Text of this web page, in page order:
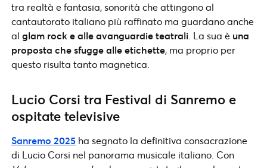
tra realtà e fantasia, sonorità che attingono al
cantautorato italiano più raffinato ma guardano anche
al glam rock e alle avanguardie teatrali . La sua è una
proposta che sfugge alle etichette, ma proprio per
questo risulta tanto magnetica.
Lucio Corsi tra Festival di Sanremo e
ospitate televisive
Sanremo 2025 ha segnato la definitiva consacrazione
di Lucio Corsi nel panorama musicale italiano. Con